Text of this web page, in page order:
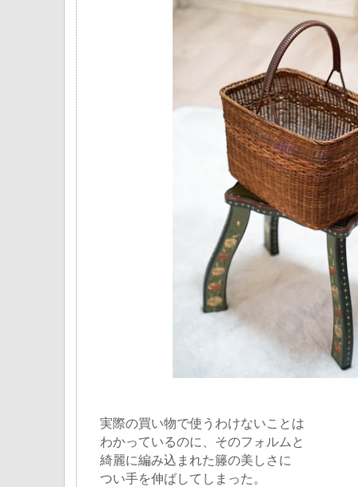
実際の買い物で使うわけないことは
わかっているのに、そのフォルムと
綺麗に編み込まれた籐の美しさに
つい手を伸ばしてしまった。